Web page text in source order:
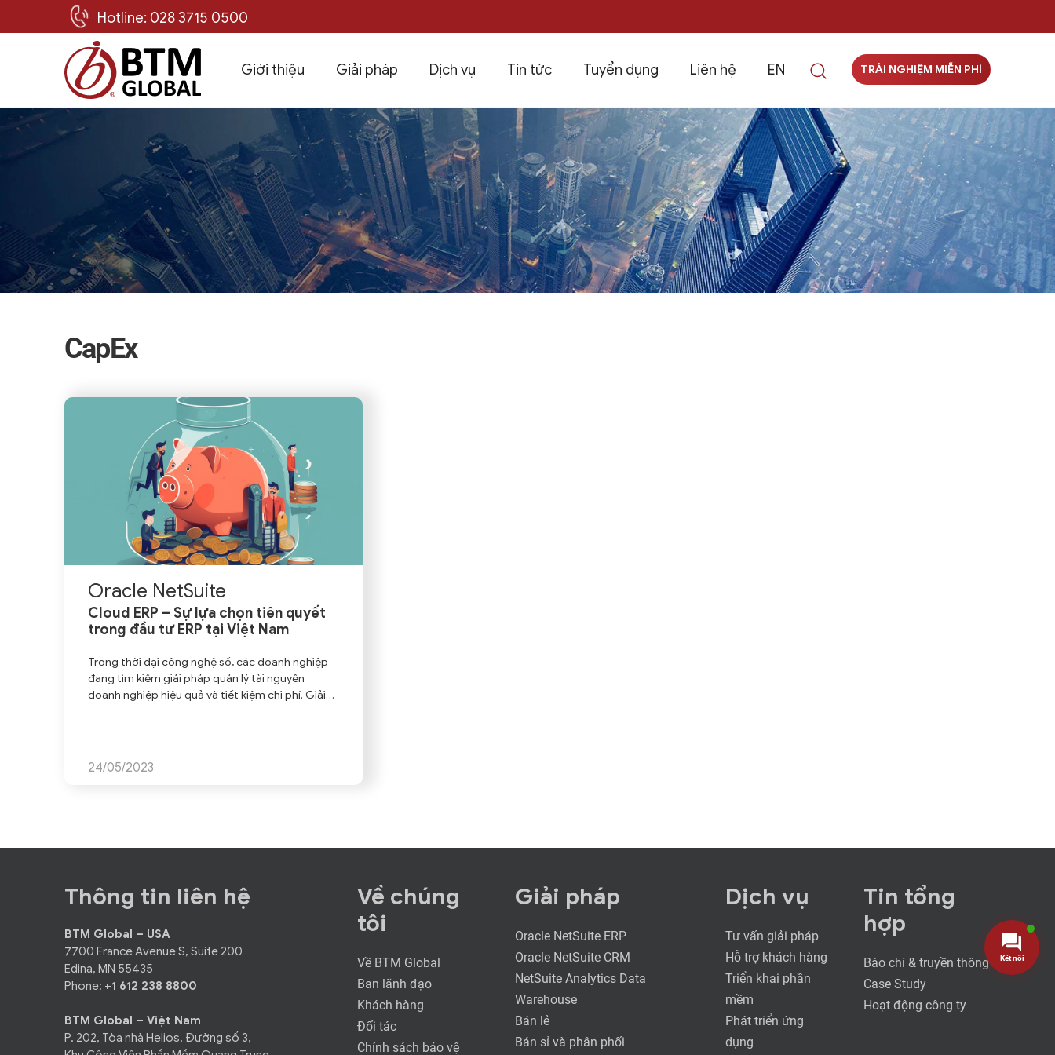
Hotline: 028 3715 0500
Skip
Giới thiệu Giải pháp Dịch vụ Tin tức Tuyển dụng Liên hệ EN TRẢI NGHIỆM MIỄN PHÍ
CapEx
Oracle NetSuite
Cloud ERP – Sự lựa chọn tiên quyết
trong đầu tư ERP tại Việt Nam
Trong thời đại công nghệ số, các doanh nghiệp
đang tìm kiếm giải pháp quản lý tài nguyên
doanh nghiệp hiệu quả và tiết kiệm chi phí. Giải
một lần ...
24/05/2023
Thông tin liên hệ
BTM Global – USA
7700 France Avenue S, Suite 200
Edina, MN 55435
Phone: +1 612 238 8800
BTM Global – Việt Nam
P. 202, Tòa nhà Helios, Đường số 3,
Về chúng
tôi
Về BTM Global
Ban lãnh đạo
Khách hàng
Đối tác
Chính sách bảo vệ
Giải pháp
Oracle NetSuite ERP
Oracle NetSuite CRM
NetSuite Analytics Data
Warehouse
Bán lẻ
Bán sỉ và phân phối
Dịch vụ
Tư vấn giải pháp
Hỗ trợ khách hàng
Triển khai phần
mềm
Phát triển ứng
dụng
Tin tổng
hợp
Báo chí & truyền thông
Case Study
Hoạt động công ty
Kết nối